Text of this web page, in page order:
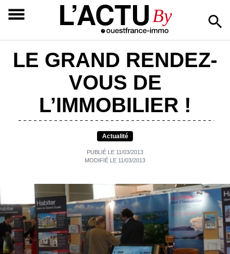
L’ACTUBy
LE GRAND RENDEZ-
VOUS DE
L’IMMOBILIER !
Actualité
PUBLIÉ LE 11/03/2013
MODIFIÉ LE 11/03/2013